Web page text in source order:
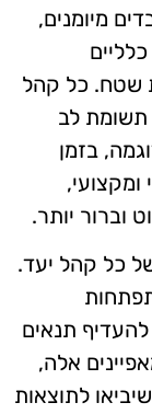
מיומנים,
שטח. כל קהל
תשומת לב
בזמן
וברור יותר.
כל קהל יעד.
להעדיף תנאים
אלה,
לתוצאות